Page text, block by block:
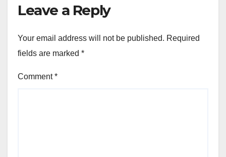
Leave a Reply
Your email address will not be published. Required
fields are marked *
Comment*